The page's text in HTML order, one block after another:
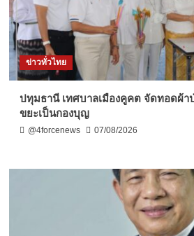
ข่าวทั่วไทย
ปทุมธานี เทศบาลเมืองคูคต จัดทอดผ้า
ขยะเป็นกองบุญ
@4forcenews 07/08/2026